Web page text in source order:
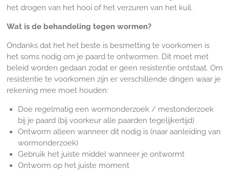
het drogen van het hooi of het verzuren van het kuil.
Wat is de behandeling tegen wormen?
Ondanks dat het het beste is besmetting te voorkomen is
het soms nodig om je paard te ontwormen. Dit moet met
beleid worden gedaan zodat er geen resistentie ontstaat. Om
resistentie te voorkomen zijn er verschillende dingen waar je
rekening mee moet houden:
Doe regelmatig een wormonderzoek / mestonderzoek
bij je paard (bij voorkeur alle paarden tegelijkertijd)
Ontworm alleen wanneer dit nodig is (naar aanleiding van
wormonderzoek)
Gebruik het juiste middel wanneer je ontwormt
Ontworm op het juiste moment